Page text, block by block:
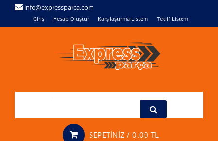
info@expressparca.com
Giriş Hesap Oluştur Karşılaştırma Listem Teklif Listem
SEPETİNİZ / 0.00 TL